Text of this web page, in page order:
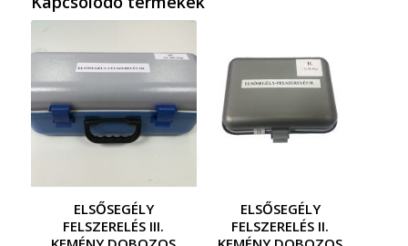
ELSŐSEGÉLY
FELSZERELÉS III.
ELSŐSEGÉLY
FELSZERELÉS II.